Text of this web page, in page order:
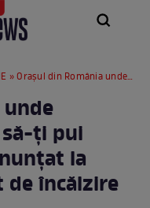
» Orașul din România unde primăria îți dă bani să-ți pui centrală! Aici s-a renunțat la sistemul centralizat de încălzire
ți pui
la
încălzire